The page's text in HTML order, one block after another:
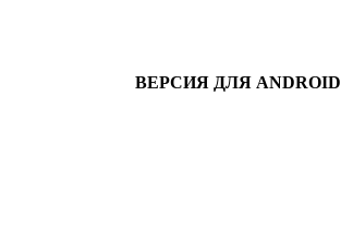
ВЕРСИЯ ДЛЯ ANDROID